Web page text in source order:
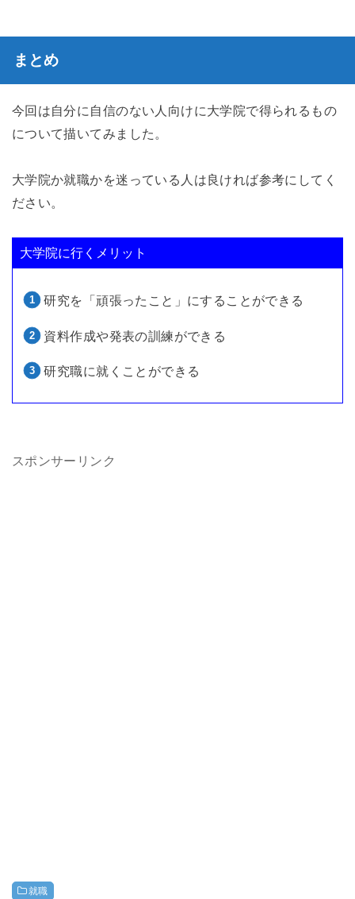
まとめ
今回は自分に自信のない人向けに大学院で得られるもの
について描いてみました。
大学院か就職かを迷っている人は良ければ参考にしてく
ださい。
大学院に行くメリット
研究を「頑張ったこと」にすることができる
資料作成や発表の訓練ができる
研究職に就くことができる
スポンサーリンク
就職